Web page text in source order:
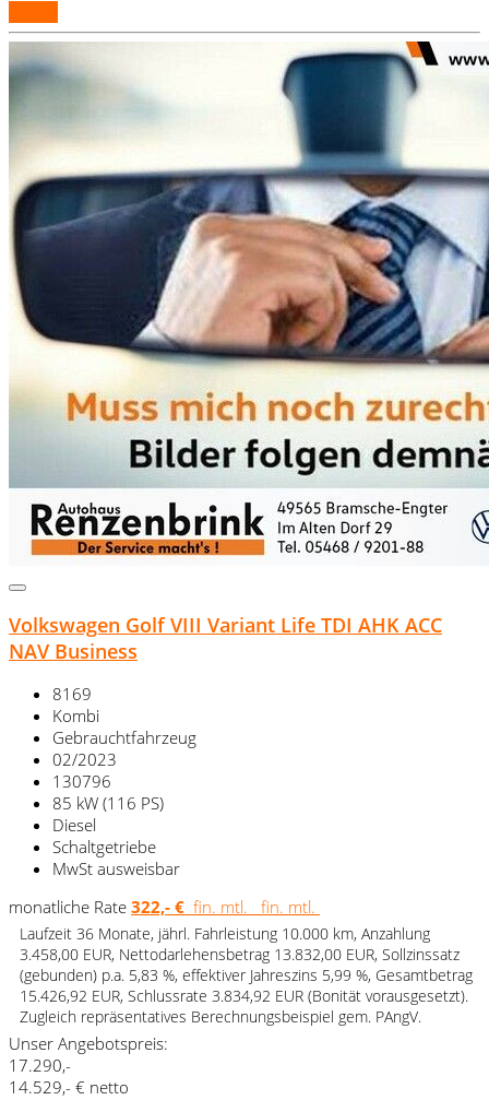
Volkswagen Golf VIII Variant Life TDI AHK ACC
NAV Business
8169
Kombi
Gebrauchtfahrzeug
02/2023
130796
85 kW (116 PS)
Diesel
Schaltgetriebe
MwSt ausweisbar
monatliche Rate 322,- € fin. mtl. fin. mtl.
Laufzeit 36 Monate, jährl. Fahrleistung 10.000 km, Anzahlung
3.458,00 EUR, Nettodarlehensbetrag 13.832,00 EUR, Sollzinssatz
(gebunden) p.a. 5,83 %, effektiver Jahreszins 5,99 %, Gesamtbetrag
15.426,92 EUR, Schlussrate 3.834,92 EUR (Bonität vorausgesetzt).
Zugleich repräsentatives Berechnungsbeispiel gem. PAngV.
Unser Angebotspreis:
17.290,-
14.529,- € netto